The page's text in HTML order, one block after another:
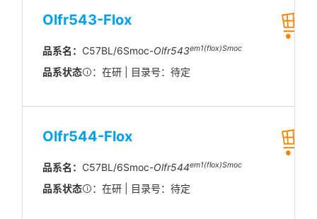
Olfr543-Flox
品系名： C57BL/6Smoc-Olfr543em1(flox)Smoc
品系状态 ：在研 | 目录号：待定
Olfr544-Flox
品系名： C57BL/6Smoc-Olfr544em1(flox)Smoc
品系状态 ：在研 | 目录号：待定